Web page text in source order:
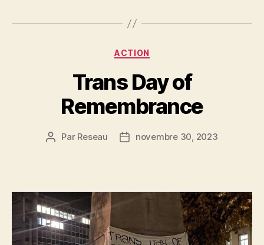
Catégories
ACTION
Trans Day of
Remembrance
Auteur
Par Reseau
Datenovembre 30, 2023